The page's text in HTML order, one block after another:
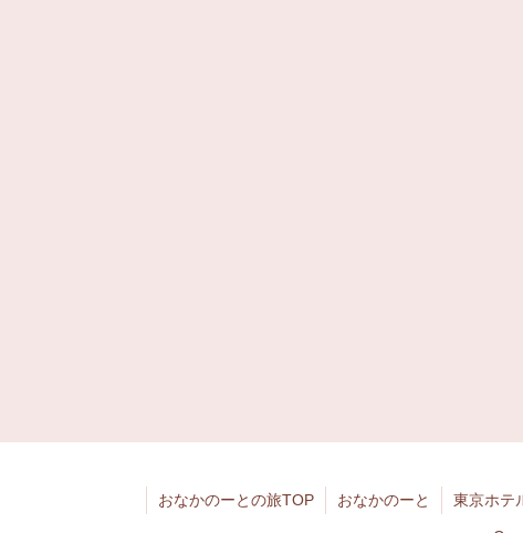
おなかのーとの旅TOP おなかのーと 東京ホテ